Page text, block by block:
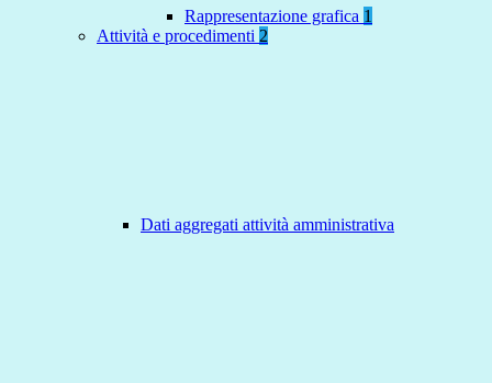
Rappresentazione grafica 1
Attività e procedimenti 2
Dati aggregati attività amministrativa